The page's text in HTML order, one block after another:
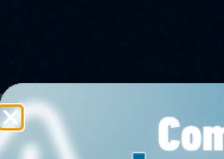
Arrendar